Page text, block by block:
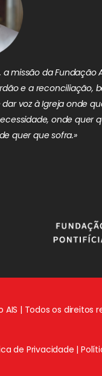
a missão da Fundação
e a reconciliação,
voz à Igreja onde
onde quer
quer que sofra.»
| Todos os direitos
de Privacidade |